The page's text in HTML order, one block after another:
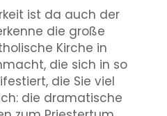
ist da auch der
die große
Kirche in
die sich in so
die Sie viel
die dramatische